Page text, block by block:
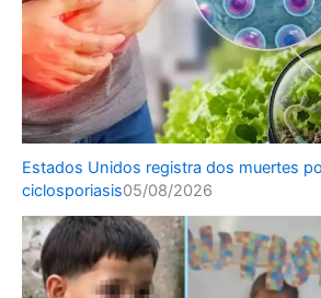
Estados Unidos registra dos muertes
ciclosporiasis05/08/2026